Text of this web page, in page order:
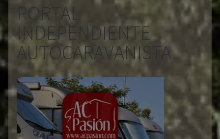
PORTAL
INDEPENDIENTE
AUTOCARAVANISTA